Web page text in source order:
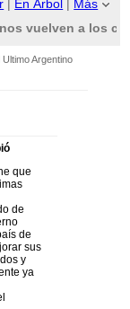
En Árbol
Más
vuelven a los
Argentino
que
de
de
sus
y
ya